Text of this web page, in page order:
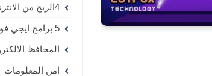
4الربح من الانترنت
5 برامج ايجي فوكس
المحافظ
امن المعلومات